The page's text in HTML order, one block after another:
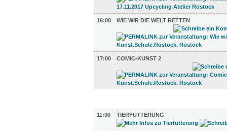
16:00 WIE WIR DIE WELT RETTEN
17:00 COMIC-KUNST 2
11:00
TIERFÜTTERUNG